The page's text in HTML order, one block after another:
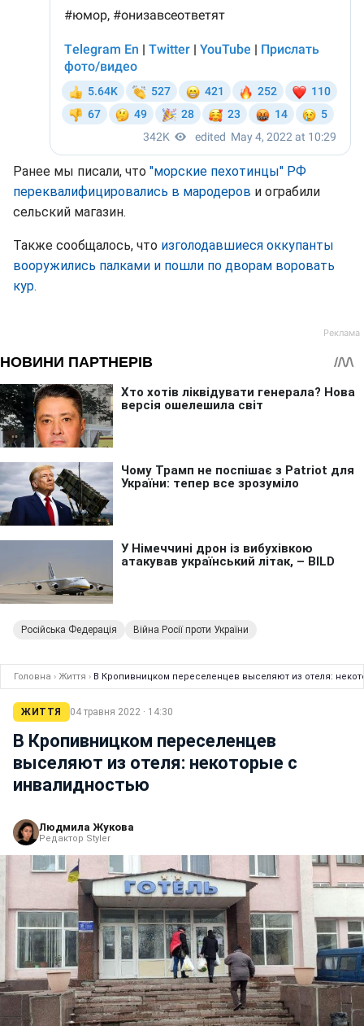
Ранее мы писали, что "морские пехотинцы" РФ
переквалифицировались в мародеров и ограбили
сельский магазин.
Также сообщалось, что изголодавшиеся оккупанты
вооружились палками и пошли по дворам воровать
кур.
Російська Федерація Війна Росії проти України
Головна › Життя › В Кропивницком переселенцев выселяют из отеля:
ЖИТТЯ 04 травня 2022 · 14:30
В Кропивницком переселенцев
выселяют из отеля: некоторые с
инвалидностью
Людмила Жукова
Редактор Styler